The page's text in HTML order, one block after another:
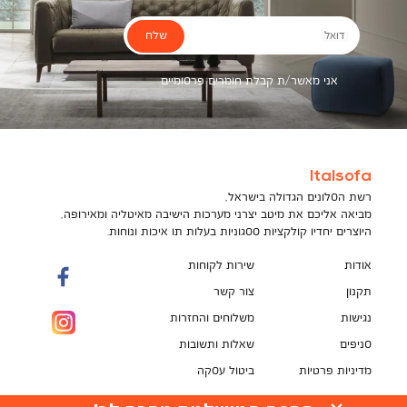
דואל
אני מאשר/ת קבלת חומרים פרסומיים
שלח
Italsofa
רשת הסלונים הגדולה בישראל,
מביאה אליכם את מיטב יצרני מערכות הישיבה מאיטליה ומאירופה,
היוצרים יחדיו קולקציות ססגוניות בעלות תו איכות ונוחות.
אודות
תקנון
נגישות
סניפים
מדיניות פרטיות
שירות לקוחות
צור קשר
משלוחים והחזרות
שאלות ותשובות
ביטול עסקה
תקנון מועדון לקוחות